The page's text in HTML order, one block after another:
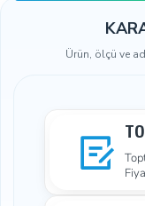
Verimli
özellikleri, ürün
minimize eder.
Düşük Bakım
Ürün, ölçü ve